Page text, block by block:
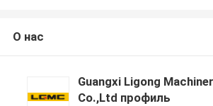
О нас
Guangxi Ligong
Co.,Ltd профиль